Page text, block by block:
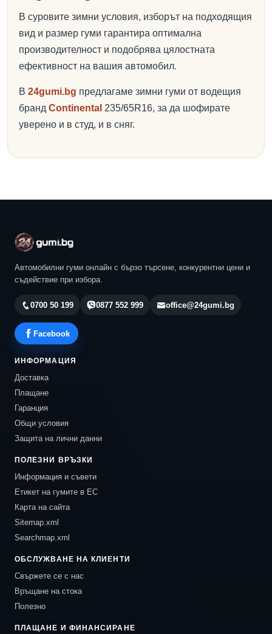
В суровите зимни условия, изборът на подходящия
вид и размер гуми гарантира оптимална
производителност и подобрява цялостната
ефективност на вашия автомобил.
В 24gumi.bg предлагаме зимни гуми от водещия
бранд Continental 235/65R16, за да шофирате
уверено и в студ, и в сняг.
Автомобилни гуми онлайн с бързо търсене, конкурентни цени и
съдействие при избора.
0700 50 199 0877 552 999 office@24gumi.bg
Facebook
ИНФОРМАЦИЯ
Доставка
Плащане
Гаранция
Общи условия
Защита на лични данни
ПОЛЕЗНИ ВРЪЗКИ
Информация и съвети
Етикет на гумите в ЕС
Карта на сайта
Sitemap.xml
Searchmap.xml
ОБСЛУЖВАНЕ НА КЛИЕНТИ
Свържете се с нас
Връщане на стока
Полезно
ПЛАЩАНЕ И ФИНАНСИРАНЕ